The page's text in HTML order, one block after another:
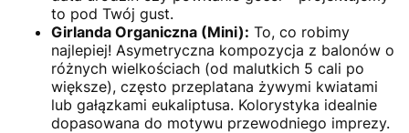
to pod Twój gust.
Girlanda Organiczna (Mini): To, co robimy
najlepiej! Asymetryczna kompozycja z balonów o
różnych wielkościach (od malutkich 5 cali po
większe), często przeplatana żywymi kwiatami
lub gałązkami eukaliptusa. Kolorystyka idealnie
dopasowana do motywu przewodniego imprezy.